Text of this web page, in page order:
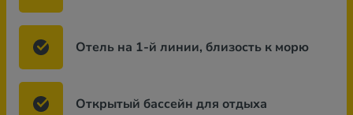
Отель на 1-й линии, близость к морю
Открытый бассейн для отдыха